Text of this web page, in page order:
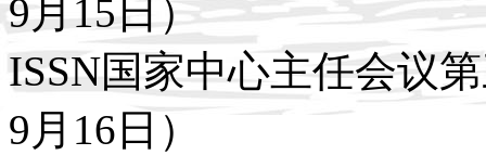
9月15日）
ISSN国家中心主任会议
9月16日）